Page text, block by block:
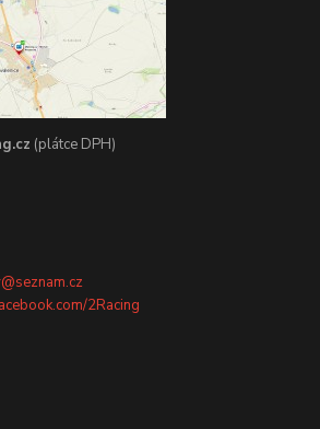
(plátce DPH)
2Racing